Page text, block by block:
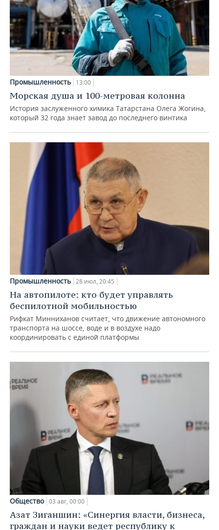
Промышленность 13:00
Морская душа и 100-метровая колонна
История заслуженного химика Татарстана Олега Жогина,
который 32 года знает завод до последнего винтика
Промышленность 28 июл, 20:45
На автопилоте: кто будет управлять
беспилотной мобильностью
Рифкат Минниханов считает, что движение автономного
транспорта на шоссе, воде и в воздухе надо
координировать с единой платформы
Общество 03 авг, 00:00
Азат Зиганшин: «Синергия власти, бизнеса,
граждан и науки ведет республику к